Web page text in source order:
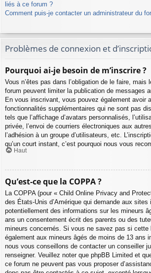
liés à ce forum ?
Comment puis-je contacter un administrateur du
Problèmes de connexion et
Pourquoi ai-je besoin de m’inscrire ?
Vous n’êtes pas dans l’obligation de le faire, mais
forum peuvent limiter la publication de messages
En vous inscrivant, vous pouvez également avoir
fonctionnalités supplémentaires qui ne sont pas
tels que l’affichage d’avatars personnalisés,
privée, l’envoi de courriers électroniques aux
l’adhésion à un groupe d’utilisateurs, etc.
qu’un court instant, c’est pourquoi nous vous
Haut
Qu’est-ce que la COPPA ?
La COPPA (pour « Child Online Privacy and
des États-Unis d’Amérique qui demande aux
potentiellement des informations sur les mineurs
ans un consentement écrit des parents ou des
mineurs concernés. Si vous ne savez pas si cette
également aux mineurs âgés de moins de 13 ans
nous vous conseillons de contacter un conseiller
renseigner. Veuillez noter que phpBB Limited et
ce forum ne peuvent pas vous proposer